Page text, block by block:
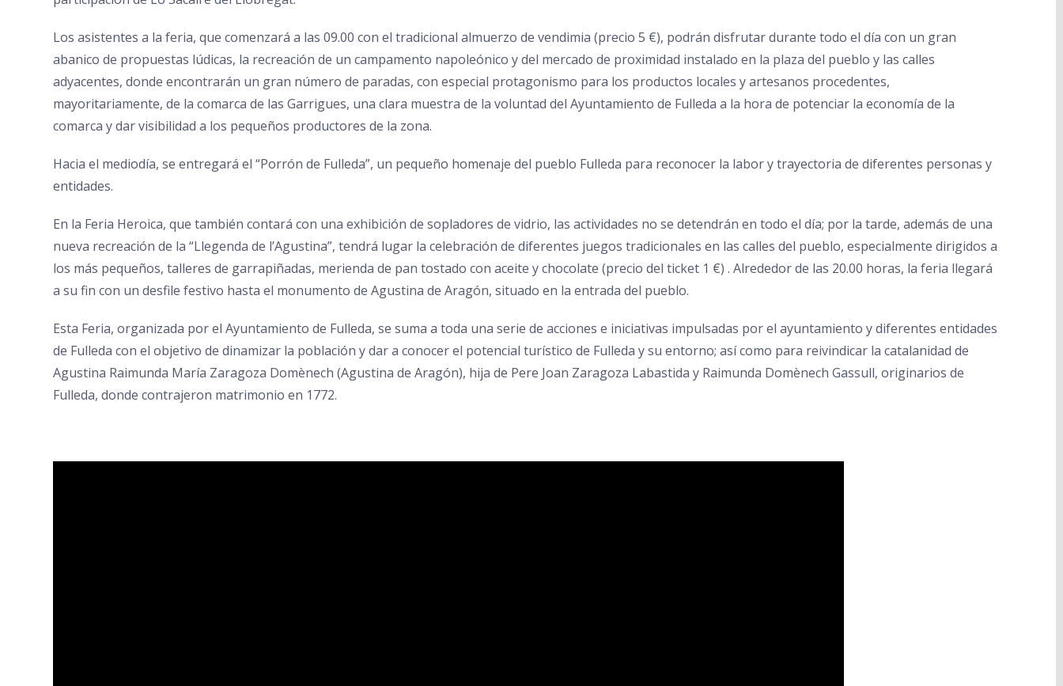
Los asistentes a la feria, que comenzará a las 09.00 con el tradicional almuerzo de vendimia (precio 5 €), podrán disfrutar durante todo el día con un gran
abanico de propuestas lúdicas, la recreación de un campamento napoleónico y del mercado de proximidad instalado en la plaza del pueblo y las calles
adyacentes, donde encontrarán un gran número de paradas, con especial protagonismo para los productos locales y artesanos procedentes,
mayoritariamente, de la comarca de las Garrigues, una clara muestra de la voluntad del Ayuntamiento de Fulleda a la hora de potenciar la economía de la
comarca y dar visibilidad a los pequeños productores de la zona.
Hacia el mediodía, se entregará el “Porrón de Fulleda”, un pequeño homenaje del pueblo Fulleda para reconocer la labor y trayectoria de diferentes personas y
entidades.
En la Feria Heroica, que también contará con una exhibición de sopladores de vidrio, las actividades no se detendrán en todo el día; por la tarde, además de una
nueva recreación de la “Llegenda de l’Agustina”, tendrá lugar la celebración de diferentes juegos tradicionales en las calles del pueblo, especialmente dirigidos a
los más pequeños, talleres de garrapiñadas, merienda de pan tostado con aceite y chocolate (precio del ticket 1 €) . Alrededor de las 20.00 horas, la feria llegará
a su fin con un desfile festivo hasta el monumento de Agustina de Aragón, situado en la entrada del pueblo.
Esta Feria, organizada por el Ayuntamiento de Fulleda, se suma a toda una serie de acciones e iniciativas impulsadas por el ayuntamiento y diferentes entidades
de Fulleda con el objetivo de dinamizar la población y dar a conocer el potencial turístico de Fulleda y su entorno; así como para reivindicar la catalanidad de
Agustina Raimunda María Zaragoza Domènech (Agustina de Aragón), hija de Pere Joan Zaragoza Labastida y Raimunda Domènech Gassull, originarios de
Fulleda, donde contrajeron matrimonio en 1772.